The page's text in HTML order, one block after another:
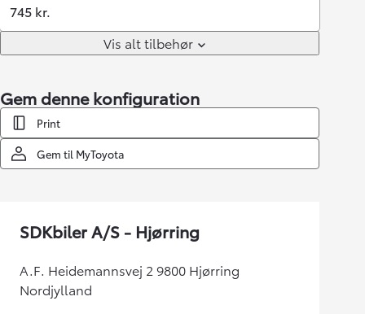
745 kr.
Vis alt tilbehør
Gem denne konfiguration
Print
Gem til MyToyota
SDKbiler A/S - Hjørring
A.F. Heidemannsvej 2 9800 Hjørring
Nordjylland